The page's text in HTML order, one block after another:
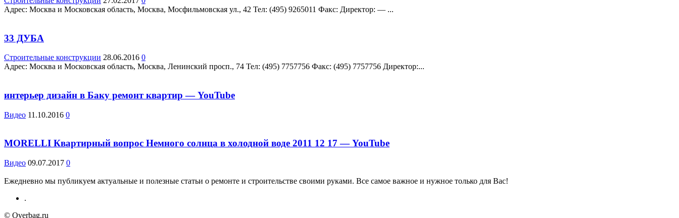
Адрес: Москва и Московская область, Москва, Мосфильмовская ул., 42 Teл: (495) 9265011 Факс: Директор: — ...
33 ДУБА
Строительные конструкции 28.06.2016 0
Адрес: Москва и Московская область, Москва, Ленинский просп., 74 Teл: (495) 7757756 Факс: (495) 7757756 Директор:...
интерьер дизайн в Баку ремонт квартир — YouTube
Видео 11.10.2016 0
MORELLI Квартирный вопрос Немного солнца в холодной воде 2011 12 17 — YouTube
Видео 09.07.2017 0
Ежедневно мы публикуем актуальные и полезные статьи о ремонте и строительстве своими руками. Все самое важное и нужное только для Вас!
.
© Overbag.ru